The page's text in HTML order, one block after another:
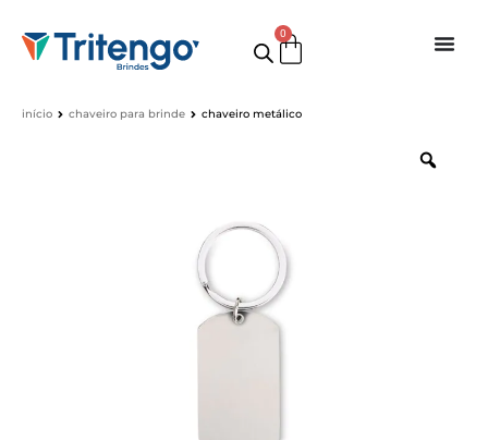
0
início chaveiro para brinde chaveiro metálico